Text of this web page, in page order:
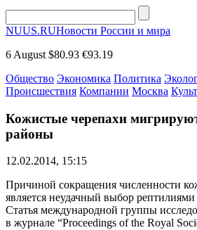
NUUS.RUНовости России и мира
6 August $80.93 €93.19
Общество Экономика Политика
Происшествия Компании Москва
Кожистые черепахи
районы
12.02.2014, 15:15
Причиной сокращения численности
является неудачный выбор
Статья международной группы
в журнале “Proceedings of the Royal